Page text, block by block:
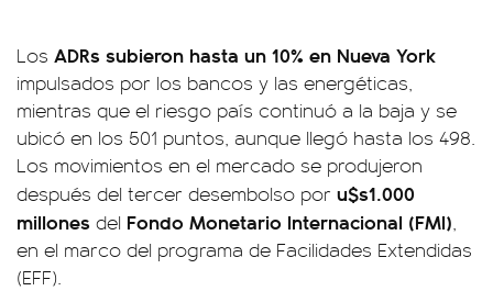
Los ADRs subieron hasta un 10% en Nueva York
impulsados por los bancos y las energéticas,
mientras que el riesgo país continuó a la baja y se
ubicó en los 501 puntos, aunque llegó hasta los 498.
Los movimientos en el mercado se produjeron
después del tercer desembolso por u$s1.000
millones del Fondo Monetario Internacional (FMI),
en el marco del programa de Facilidades Extendidas
(EFF).